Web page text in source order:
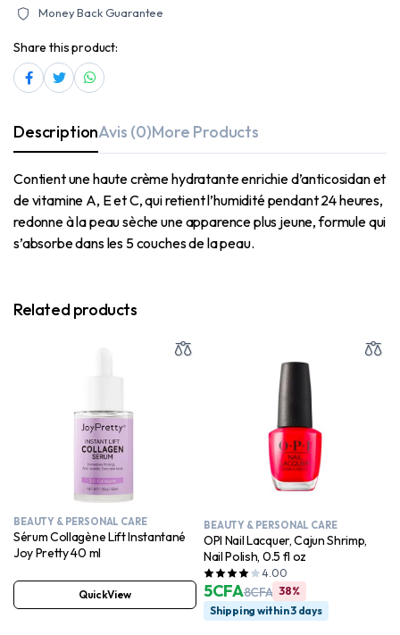
Money Back Guarantee
Share this product:
DescriptionAvis (0)More Products
Contient une haute crème hydratante enrichie d’anticosidan et
de vitamine A, E et C, qui retient l’humidité pendant 24 heures,
redonne à la peau sèche une apparence plus jeune, formule qui
s’absorbe dans les 5 couches de la peau.
Related products
BEAUTY & PERSONAL CARE
Sérum Collagène Lift Instantané
Joy Pretty 40 ml
QuickView
BEAUTY & PERSONAL CARE
OPI Nail Lacquer, Cajun Shrimp,
Nail Polish, 0.5 fl oz
4.00
8CFA
5CFA
38%
Shipping within 3 days